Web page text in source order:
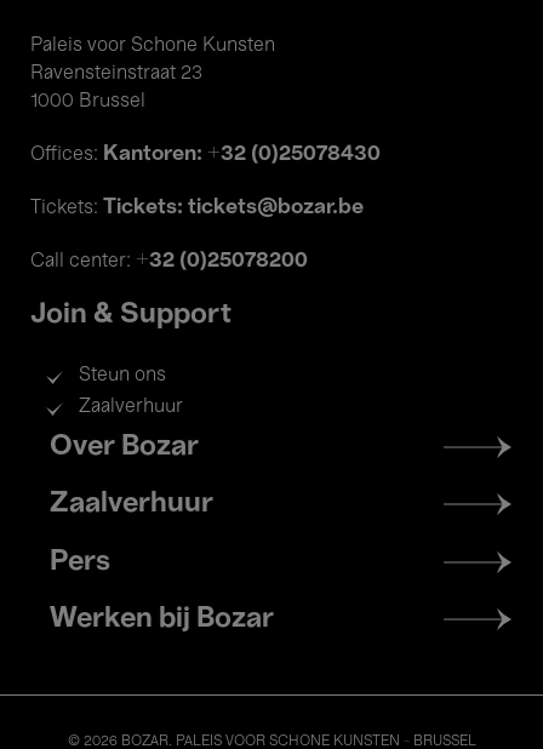
Paleis voor Schone Kunsten
Ravensteinstraat 23
1000 Brussel
Offices: Kantoren: +32 (0)25078430
Tickets: Tickets: tickets@bozar.be
Call center: +32 (0)25078200
Join & Support
Steun ons
Zaalverhuur
Footer
menu
Over Bozar
Zaalverhuur
Pers
Werken bij Bozar
© 2026 BOZAR. PALEIS VOOR SCHONE KUNSTEN - BRUSSEL